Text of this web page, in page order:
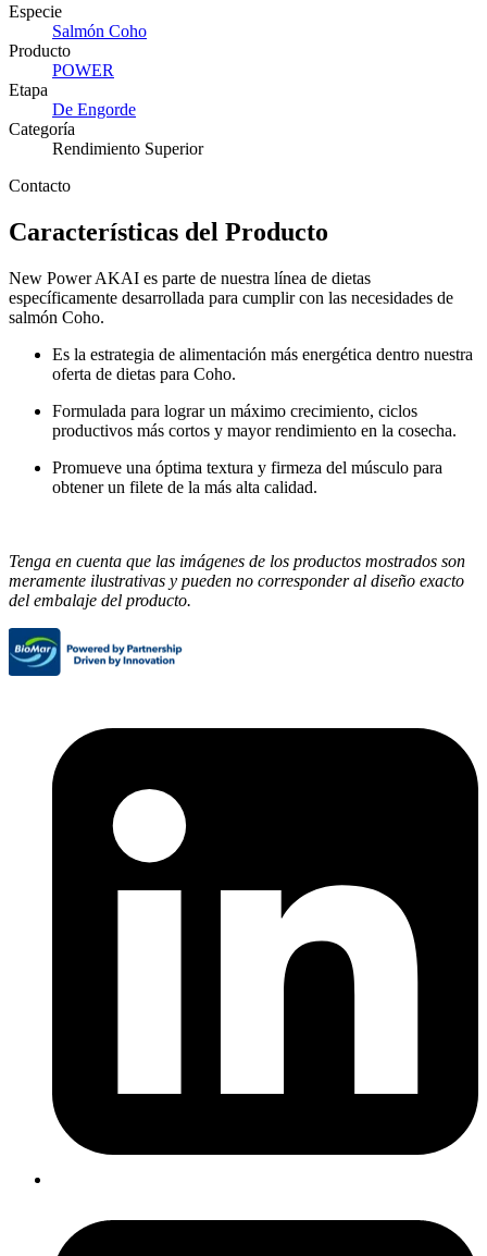
Especie
Salmón Coho
Producto
POWER
Etapa
De Engorde
Categoría
Rendimiento Superior
Contacto
Características del Producto
New Power AKAI es parte de nuestra línea de dietas
específicamente desarrollada para cumplir con las necesidades de
salmón Coho.
Es la estrategia de alimentación más energética dentro nuestra
oferta de dietas para Coho.
Formulada para lograr un máximo crecimiento, ciclos
productivos más cortos y mayor rendimiento en la cosecha.
Promueve una óptima textura y firmeza del músculo para
obtener un filete de la más alta calidad.
Tenga en cuenta que las imágenes de los productos mostrados son
meramente ilustrativas y pueden no corresponder al diseño exacto
del embalaje del producto.